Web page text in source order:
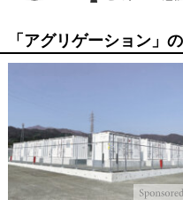
「アグリゲーション」